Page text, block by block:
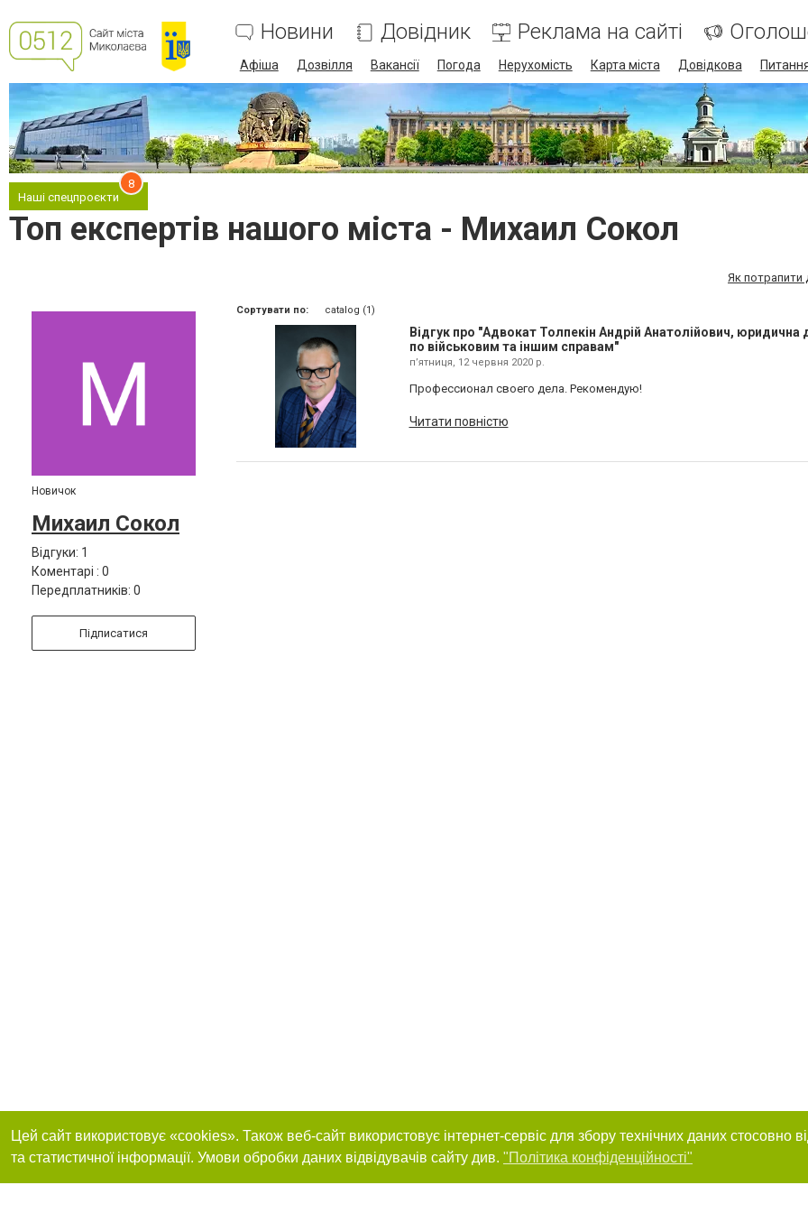
Новини Довідник Реклама на сайті
Афіша Дозвілля Вакансії Погода Нерухомість Карта міста Довідкова
Наші спецпроєкти
8
Топ експертів нашого міста - Михаил Сокол
Як потрапити
Новичок
Михаил Сокол
Відгуки: 1
Коментарі : 0
Передплатників: 0
Підписатися
Сортувати по: catalog (1)
Відгук про "Адвокат Толпекін Андрій Анатолійович,
по військовим та іншим справам"
пʼятниця, 12 червня 2020 р.
Профессионал своего дела. Рекомендую!
Читати повністю
Цей сайт використовує «cookies». Також веб-сайт використовує інтернет-сервіс для збору технічних даних стосовно
та статистичної інформації. Умови обробки даних відвідувачів сайту див. "Політика конфіденційності"